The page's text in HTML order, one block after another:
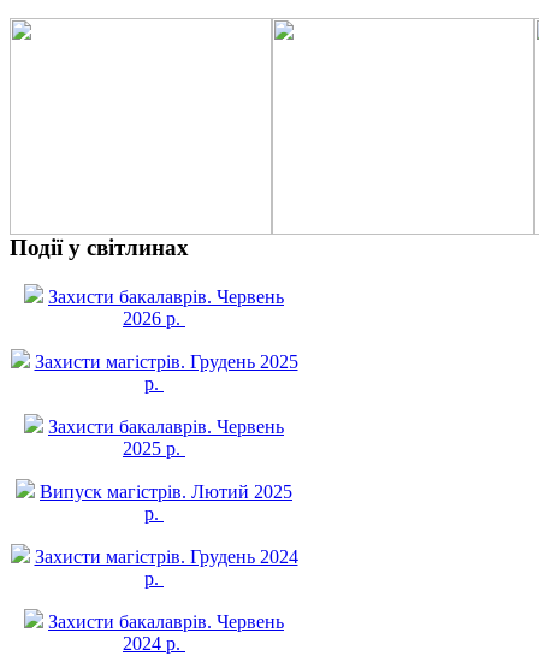
Події у світлинах
Захисти бакалаврів. Червень
2026 р.
Захисти магістрів. Грудень 2025
р.
Захисти бакалаврів. Червень
2025 р.
Випуск магістрів. Лютий 2025
р.
Захисти магістрів. Грудень 2024
р.
Захисти бакалаврів. Червень
2024 р.